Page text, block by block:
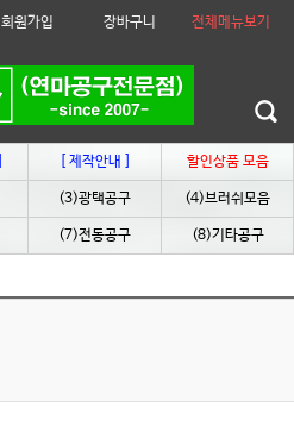
회원가입 장바구니 전체메뉴보기
[ 제작안내 ] 할인상품 모음
(3)광택공구 (4)브러쉬모음
(7)전동공구 (8)기타공구